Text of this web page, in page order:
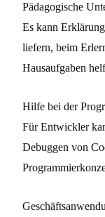
Pädagogische
Es kann
liefern, beim
Hausaufgaben
Hilfe bei der
Für Entwickler
Debuggen von